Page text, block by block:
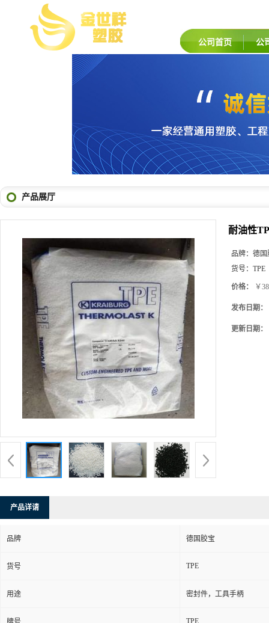
公司首页 公
产品展厅
耐油性
货号：
价格：￥
发布日期：
品牌 德国胶宝
货号 TPE
用途 密封件，工具手柄